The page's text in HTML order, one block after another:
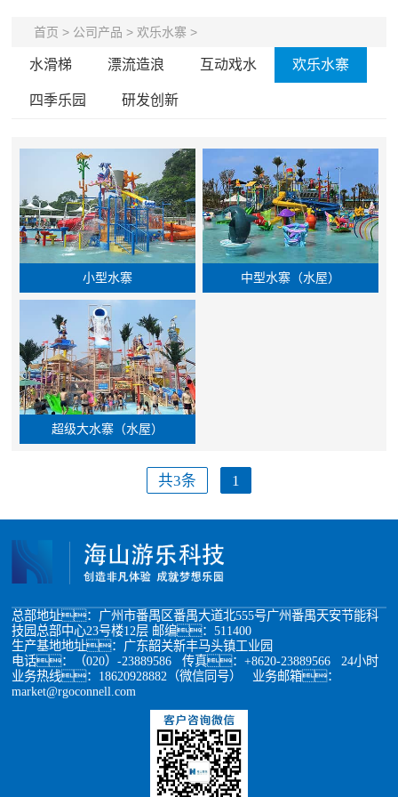
首页 > 公司产品 >欢乐水寨 >
水滑梯 漂流造浪 互动戏水 欢乐水寨
四季乐园 研发创新
小型水寨 中型水寨（水屋）
超级大水寨（水屋）
共3条 1
总部地址：广州市番禺区番禺大道北555号广州番禺天安节能科
技园总部中心23号楼12层 邮编：511400
生产基地地址：广东韶关新丰马头镇工业园
电话：（020）-23889586 传真：+8620-23889566 24小时
业务热线：18620928882（微信同号） 业务邮箱：
market@rgoconnell.com